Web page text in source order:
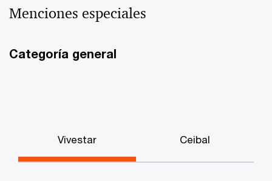
Menciones especiales
Categoría general
Vivestar Ceibal